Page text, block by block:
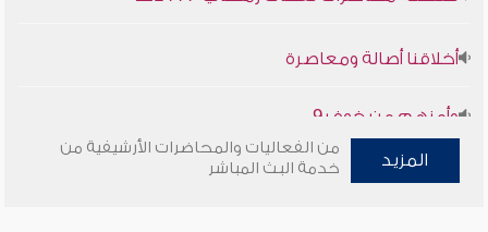
سلسلة محاضرات نفحات رمضانية 1444هـ
المزيد
من الفعاليات والمحاضرات الأرشيفية من
خدمة البث المباشر